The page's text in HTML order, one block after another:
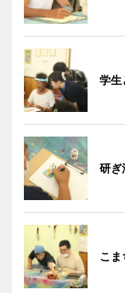
学生
研ぎ
こま